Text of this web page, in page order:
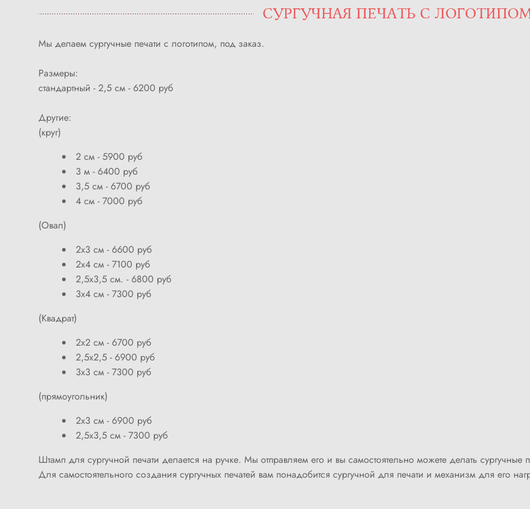
СУРГУЧНАЯ ПЕЧАТЬ С
Мы делаем сургучные печати с логотипом, под заказ.
Размеры:
стандартный - 2,5 см - 6200 руб
Другие:
(круг)
2 см - 5900 руб
3 м - 6400 руб
3,5 см - 6700 руб
4 см - 7000 руб
(Овал)
2х3 см - 6600 руб
2х4 см - 7100 руб
2,5х3,5 см. - 6800 руб
3х4 см - 7300 руб
(Квадрат)
2х2 см - 6700 руб
2,5х2,5 - 6900 руб
3х3 см - 7300 руб
(прямоугольник)
2х3 см - 6900 руб
2,5х3,5 см - 7300 руб
Штамп для сургучной печати делается на ручке. Мы отправляем его и вы самостоятельно можете делать
Для самостоятельного создания сургучных печатей вам понадобится сургучной для печати и механизм для его